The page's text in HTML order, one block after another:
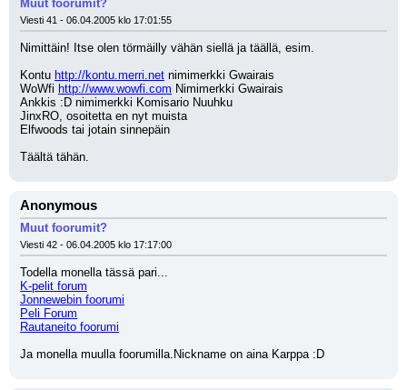
Muut foorumit?
Viesti 41 - 06.04.2005 klo 17:01:55
Nimittäin! Itse olen törmäilly vähän siellä ja täällä, esim.
Kontu http://kontu.merri.net nimimerkki Gwairais
WoWfi http://www.wowfi.com Nimimerkki Gwairais
Ankkis :D nimimerkki Komisario Nuuhku
JinxRO, osoitetta en nyt muista
Elfwoods tai jotain sinnepäin
Täältä tähän.
Anonymous
Muut foorumit?
Viesti 42 - 06.04.2005 klo 17:17:00
Todella monella tässä pari...
K-pelit forum
Jonnewebin foorumi
Peli Forum
Rautaneito foorumi
Ja monella muulla foorumilla.Nickname on aina Karppa :D